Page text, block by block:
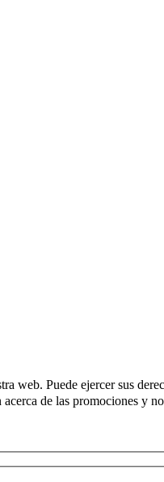
web. Puede ejercer sus
de las promociones y